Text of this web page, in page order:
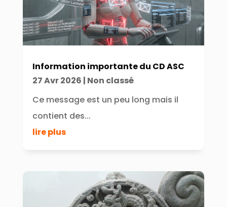
Information importante du CD ASC
27 Avr 2026 | Non classé
Ce message est un peu long mais il
contient des...
lire plus